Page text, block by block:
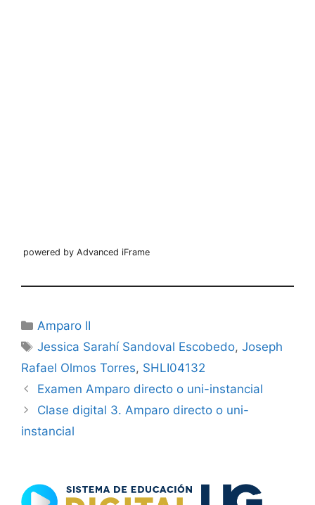
powered by Advanced iFrame
Categorías
Amparo II
Etiquetas
Jessica Sarahí Sandoval Escobedo,Joseph
Rafael Olmos Torres, SHLI04132
Examen Amparo directo o uni-instancial
Clase digital 3. Amparo directo o uni-
instancial